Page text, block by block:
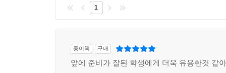
1
종이책 구매
앞에 준비가 잘된 학생에게 더욱 유용한것 같